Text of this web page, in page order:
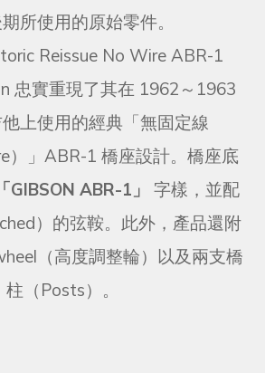
所使用的原始零件。
Reissue No Wire ABR-1
忠實重現了其在 1962～1963
上使用的經典「無固定線
）」ABR-1 橋座設計。橋座底
「GIBSON ABR-1」
字樣，並配
）的弦鞍。此外，產品還附
（高度調整輪）以及兩支橋
柱（Posts）。